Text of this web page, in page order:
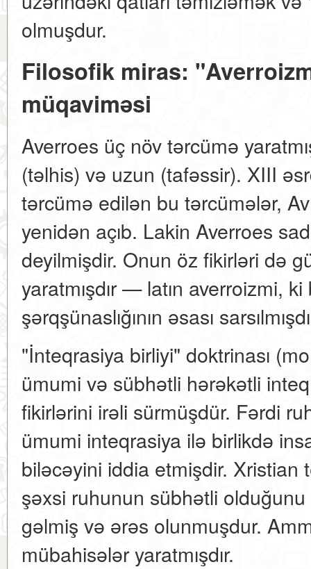
olmuşdur.
Filosofik miras:
müqaviməsi
Averroes üç növ tərcümə
(təlhis) və uzun (tafəssir). XIII
tərcümə edilən bu tərcümələr,
yenidən açıb. Lakin Averroes
deyilmişdir. Onun öz fikirləri də
yaratmışdır — latın averroizmi,
şərqşünaslığının əsası
"İnteqrasiya birliyi" doktrinası
ümumi və sübhətli hərəkətli
fikirlərini irəli sürmüşdür. Fərdi
ümumi inteqrasiya ilə birlikdə
biləcəyini iddia etmişdir. Xristian
şəxsi ruhunun sübhətli
gəlmiş və ərəs olunmuşdur.
mübahisələr yaratmışdır.